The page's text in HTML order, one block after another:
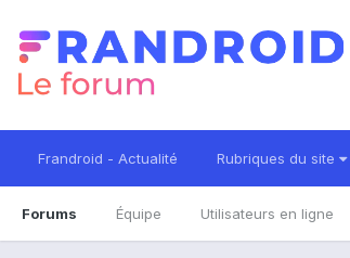
Frandroid - Actualité Rubriques du site
Forums Équipe Utilisateurs en ligne